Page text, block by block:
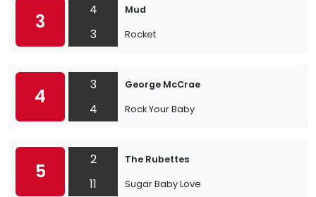
3
4
3
Mud
Rocket
4
3
4
George McCrae
Rock Your Baby
5
2
11
The Rubettes
Sugar Baby Love